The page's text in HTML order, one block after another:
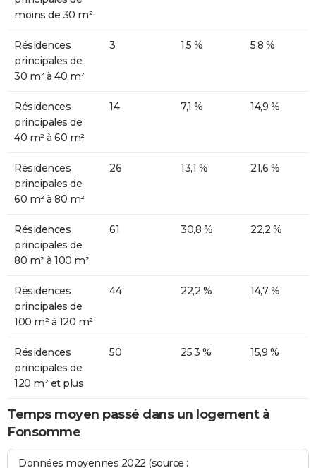
moins de 30 m²
Résidences
principales de
30 m² à 40 m²
3 1,5 % 5,8 %
Résidences
principales de
40 m² à 60 m²
14 7,1 % 14,9 %
Résidences
principales de
60 m² à 80 m²
26 13,1 % 21,6 %
Résidences
principales de
80 m² à 100 m²
61 30,8 % 22,2 %
Résidences
principales de
100 m² à 120 m²
44 22,2 % 14,7 %
Résidences
principales de
120 m² et plus
50 25,3 % 15,9 %
Temps moyen passé dans un logement à
Fonsomme
Données moyennes 2022 (source :